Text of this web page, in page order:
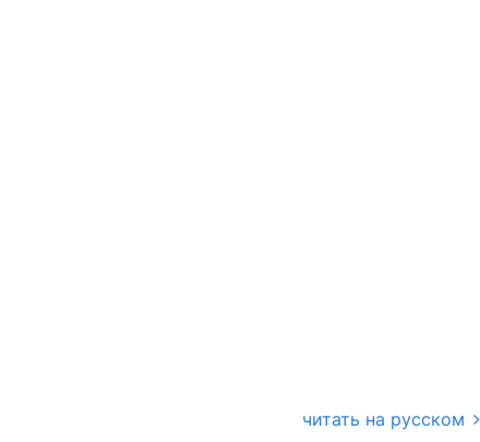
читать на русском